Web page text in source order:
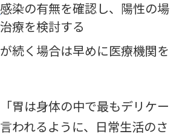
感染の有無を確認し、陽性の場
療を検討する
続く場合は早めに医療機関を
胃は身体の中で最もデリケー
われるように、日常生活のさ